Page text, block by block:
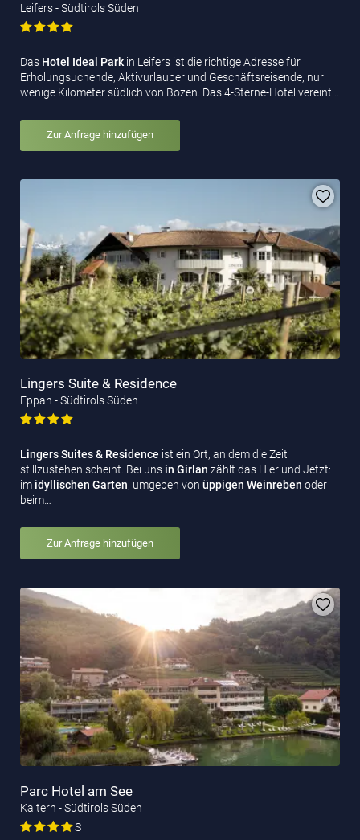
Leifers - Südtirols Süden
Das Hotel Ideal Park in Leifers ist die richtige Adresse für
Erholungsuchende, Aktivurlauber und Geschäftsreisende, nur
wenige Kilometer südlich von Bozen. Das 4-Sterne-Hotel vereint…
Zur Anfrage hinzufügen
Lingers Suite & Residence
Eppan - Südtirols Süden
Lingers Suites & Residence ist ein Ort, an dem die Zeit
stillzustehen scheint. Bei uns in Girlan zählt das Hier und Jetzt:
im idyllischen Garten, umgeben von üppigen Weinreben oder
beim…
Zur Anfrage hinzufügen
Parc Hotel am See
Kaltern - Südtirols Süden
S